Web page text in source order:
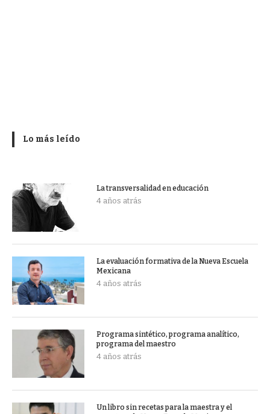
Lo más leído
La transversalidad en educación
4 años atrás
La evaluación formativa de la Nueva Escuela
Mexicana
4 años atrás
Programa sintético, programa analítico,
programa del maestro
4 años atrás
Un libro sin recetas para la maestra y el